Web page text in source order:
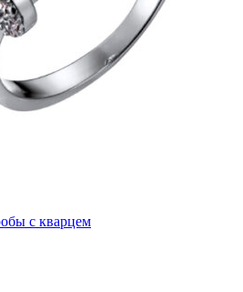
с кварцем